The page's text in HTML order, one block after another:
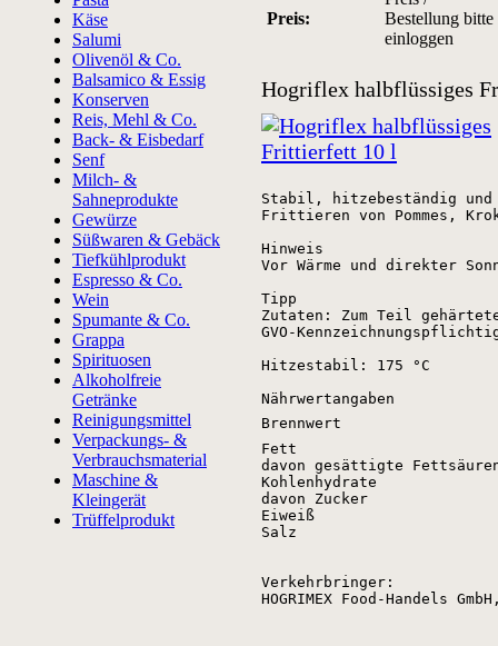
Käse
Salumi
Olivenöl & Co.
Balsamico & Essig
Konserven
Reis, Mehl & Co.
Back- & Eisbedarf
Senf
Milch- &
Sahneprodukte
Gewürze
Süßwaren & Gebäck
Tiefkühlprodukt
Espresso & Co.
Wein
Spumante & Co.
Grappa
Spirituosen
Alkoholfreie
Getränke
Reinigungsmittel
Verpackungs- &
Verbrauchsmaterial
Maschine &
Kleingerät
Trüffelprodukt
Preis:
Bestellung bitte
einloggen
Hogriflex halbflüssiges
Stabil, hitzebeständig und
Frittieren von Pommes,
Hinweis
Vor Wärme und direkter
Tipp
Zutaten: Zum Teil
GVO-
Hitzestabil: 175 °C
Nährwertangaben
Brennwert
Fett
davon gesättigte
Kohlenhydrate
davon Zucker
Eiweiß
Salz
Verkehrbringer:
HOGRIMEX Food-Handels